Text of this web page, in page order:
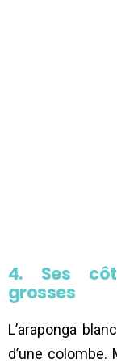
4. Ses
grosses
L’araponga
d’une colombe.